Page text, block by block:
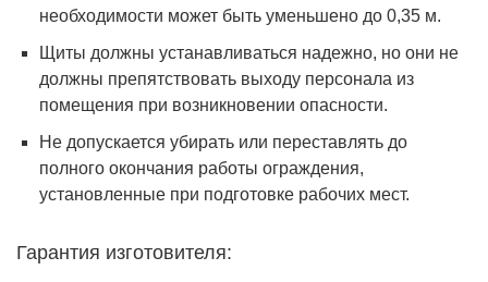
необходимости может быть уменьшено до 0,35 м.
Щиты должны устанавливаться надежно, но они не
должны препятствовать выходу персонала из
помещения при возникновении опасности.
Не допускается убирать или переставлять до
полного окончания работы ограждения,
установленные при подготовке рабочих мест.
Гарантия изготовителя: